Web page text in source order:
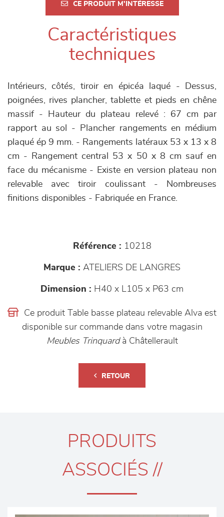
CE PRODUIT M'INTÉRESSE
Caractéristiques
techniques
Intérieurs, côtés, tiroir en épicéa laqué - Dessus,
poignées, rives plancher, tablette et pieds en chêne
massif - Hauteur du plateau relevé : 67 cm par
rapport au sol - Plancher rangements en médium
plaqué ép 9 mm. - Rangements latéraux 53 x 13 x 8
cm - Rangement central 53 x 50 x 8 cm sauf en
face du mécanisme - Existe en version plateau non
relevable avec tiroir coulissant - Nombreuses
finitions disponibles - Fabriquée en France.
Référence : 10218
Marque : ATELIERS DE LANGRES
Dimension : H40 x L105 x P63 cm
Ce produit Table basse plateau relevable Alva est
disponible sur commande dans votre magasin
Meubles Trinquard à Châtellerault
RETOUR
PRODUITS
ASSOCIÉS //